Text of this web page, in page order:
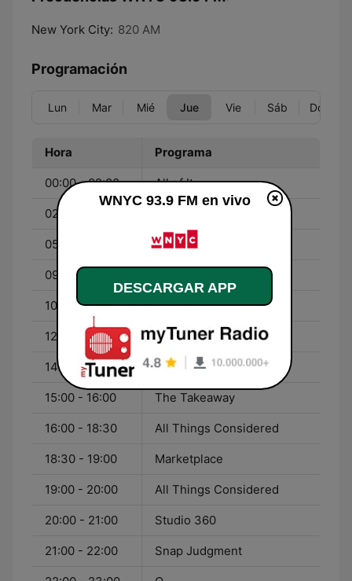
New York City: 820 AM
Programación
Lun Mar Mié Jue Vie Sáb Dom
Hora Programa
00:00 - 02:00 All of It
02:00 - 05:00
05:00 - 09:00 Morning Edition
09:00 - 10:00
10:00 - 12:00 The Brian Lehrer Show
12:00 - 14:00 All of It
14:00 - 15:00 Fresh Air
15:00 - 16:00 The Takeaway
16:00 - 18:30 All Things Considered
18:30 - 19:00 Marketplace
19:00 - 20:00 All Things Considered
20:00 - 21:00 Studio 360
21:00 - 22:00 Snap Judgment
WNYC 93.9 FM en vivo
DESCARGAR APP